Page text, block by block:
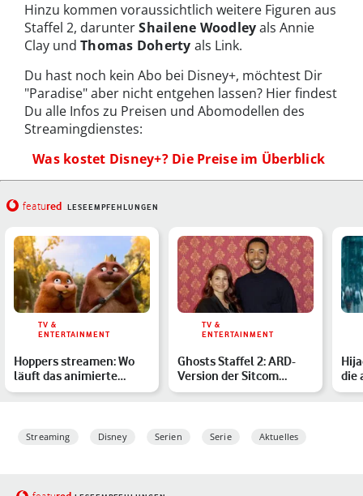
Hinzu kommen voraussichtlich weitere Figuren aus
Staffel 2, darunterShailene Woodleyals Annie
Clay und Thomas Doherty als Link.
Du hast noch kein Abo bei Disney+, möchtest Dir
"Paradise" aber nicht entgehen lassen? Hier findest
Du alle Infos zu Preisen und Abomodellen des
Streamingdienstes:
Was kostet Disney+? Die Preise im Überblick
featured LESEEMPFEHLUNGEN
TV &
ENTERTAINMENT
Hoppers streamen: Wo
läuft das animierte
Abenteuer von Disney
TV &
ENTERTAINMENT
Ghosts Staffel 2: ARD-
Version der Sitcom
bekommt eine
die
Streaming Disney Serien Serie Aktuelles